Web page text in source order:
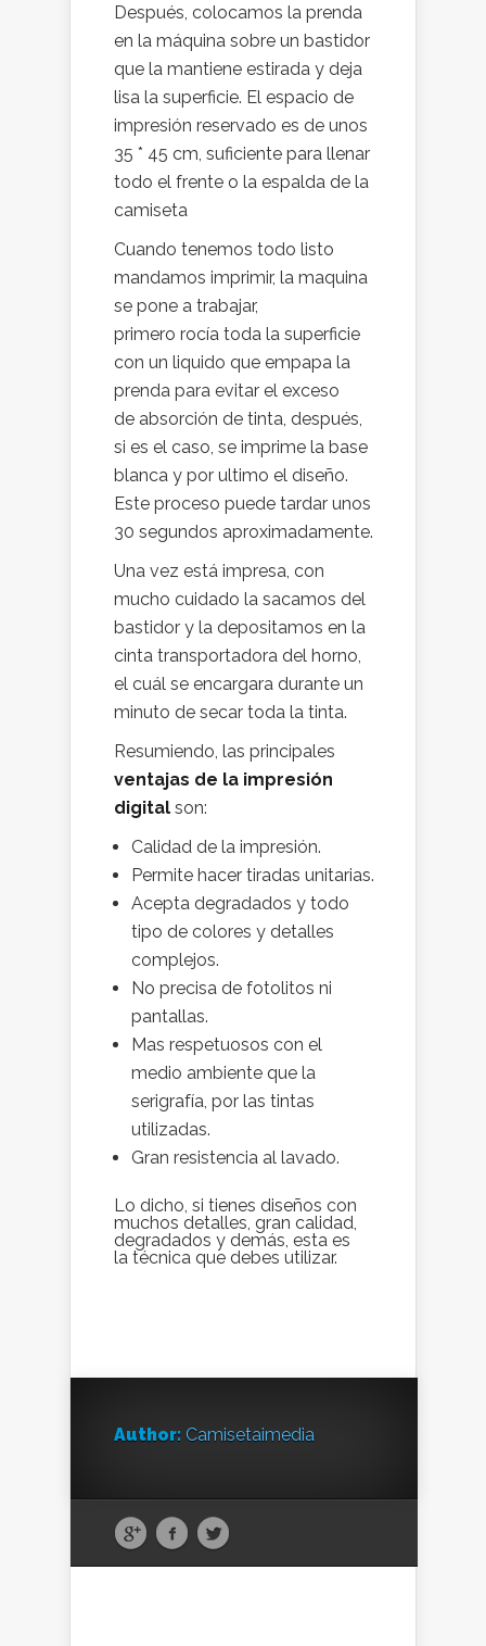
Después, colocamos la prenda
en la máquina sobre un bastidor
que la mantiene estirada y deja
lisa la superficie. El espacio de
impresión reservado es de unos
35 * 45 cm, suficiente para llenar
todo el frente o la espalda de la
camiseta
Cuando tenemos todo listo
mandamos imprimir, la maquina
se pone a trabajar,
primero rocía toda la superficie
con un liquido que empapa la
prenda para evitar el exceso
de absorción de tinta, después,
si es el caso, se imprime la base
blanca y por ultimo el diseño.
Este proceso puede tardar unos
30 segundos aproximadamente.
Una vez está impresa, con
mucho cuidado la sacamos del
bastidor y la depositamos en la
cinta transportadora del horno,
el cuál se encargara durante un
minuto de secar toda la tinta.
Resumiendo, las principales
ventajas de la impresión
digital son:
Calidad de la impresión.
Permite hacer tiradas unitarias.
Acepta degradados y todo
tipo de colores y detalles
complejos.
No precisa de fotolitos ni
pantallas.
Mas respetuosos con el
medio ambiente que la
serigrafía, por las tintas
utilizadas.
Gran resistencia al lavado.
Lo dicho, si tienes diseños con
muchos detalles, gran calidad,
degradados y demás, esta es
la técnica que debes utilizar.
Author: Camisetaimedia